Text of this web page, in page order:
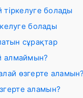
болады
болады
сұрақтар
алмаймын?
өзгерте аламын?
аламын?